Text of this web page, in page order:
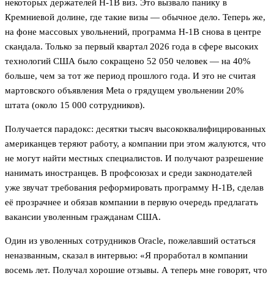
некоторых держателей H-1B виз. Это вызвало панику в
Кремниевой долине, где такие визы — обычное дело. Теперь же,
на фоне массовых увольнений, программа H-1B снова в центре
скандала. Только за первый квартал 2026 года в сфере высоких
технологий США было сокращено 52 050 человек — на 40%
больше, чем за тот же период прошлого года. И это не считая
мартовского объявления Meta о грядущем увольнении 20%
штата (около 15 000 сотрудников).
Получается парадокс: десятки тысяч высококвалифицированных
американцев теряют работу, а компании при этом жалуются, что
не могут найти местных специалистов. И получают разрешение
нанимать иностранцев. В профсоюзах и среди законодателей
уже звучат требования реформировать программу H-1B, сделав
её прозрачнее и обязав компании в первую очередь предлагать
вакансии уволенным гражданам США.
Один из уволенных сотрудников Oracle, пожелавший остаться
неназванным, сказал в интервью: «Я проработал в компании
восемь лет. Получал хорошие отзывы. А теперь мне говорят, что